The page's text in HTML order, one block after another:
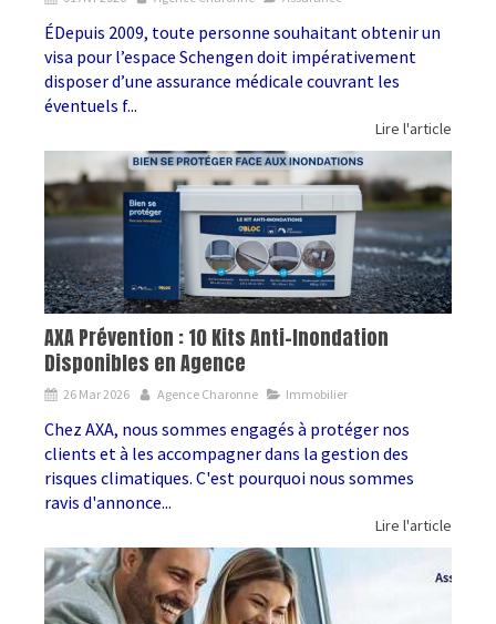
ÉDepuis 2009, toute personne souhaitant obtenir un
visa pour l’espace Schengen doit impérativement
disposer d’une assurance médicale couvrant les
éventuels f...
Lire l'article
AXA Prévention : 10 Kits Anti-Inondation
Disponibles en Agence
26 Mar 2026 Agence Charonne Immobilier
Chez AXA, nous sommes engagés à protéger nos
clients et à les accompagner dans la gestion des
risques climatiques. C'est pourquoi nous sommes
ravis d'annonce...
Lire l'article